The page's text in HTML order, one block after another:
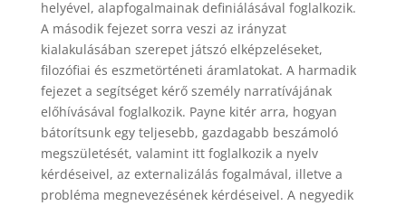
helyével, alapfogalmainak definiálásával foglalkozik.
A második fejezet sorra veszi az irányzat
kialakulásában szerepet játszó elképzeléseket,
filozófiai és eszmetörténeti áramlatokat. A harmadik
fejezet a segítséget kérő személy narratívájának
előhívásával foglalkozik. Payne kitér arra, hogyan
bátorítsunk egy teljesebb, gazdagabb beszámoló
megszületését, valamint itt foglalkozik a nyelv
kérdéseivel, az externalizálás fogalmával, illetve a
probléma megnevezésének kérdéseivel. A negyedik